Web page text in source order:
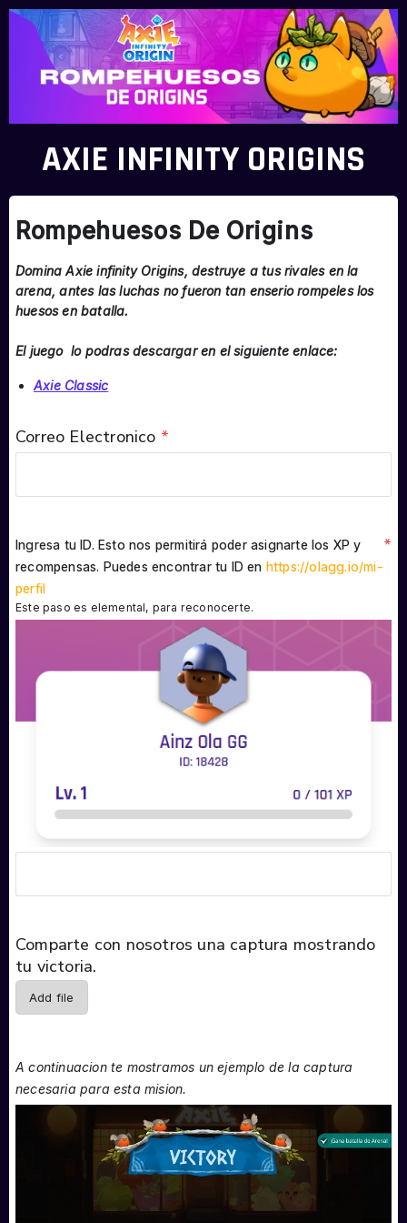
AXIE INFINITY ORIGINS
Rompehuesos De Origins
Domina Axie infinity Origins, destruye a tus rivales en la
arena, antes las luchas no fueron tan enserio rompeles los
huesos en batalla.
El juego lo podras descargar en el siguiente enlace:
Axie Classic
Correo Electronico *
Ingresa tu ID. Esto nos permitirá poder asignarte los XP y
recompensas. Puedes encontrar tu ID en https://olagg.io/mi-
perfil
*
Este paso es elemental, para reconocerte.
Comparte con nosotros una captura mostrando
tu victoria.
Add file
A continuacion te mostramos un ejemplo de la captura
necesaria para esta mision.